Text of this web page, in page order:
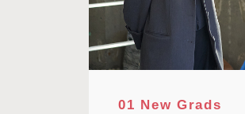
01 New Grads